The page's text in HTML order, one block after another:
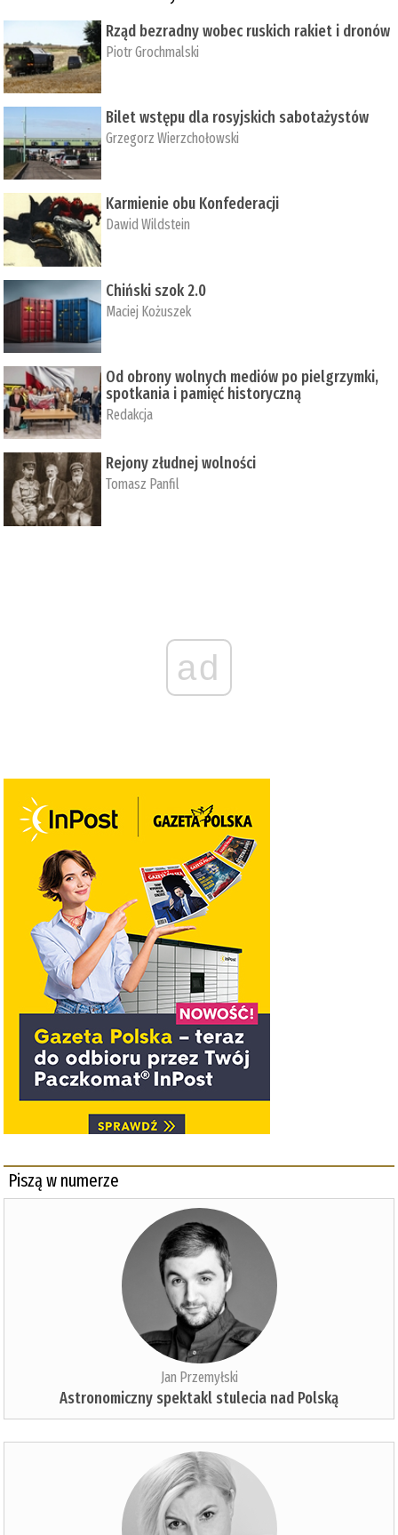
Rząd bezradny wobec ruskich rakiet i dronów
Piotr Grochmalski
Bilet wstępu dla rosyjskich sabotażystów
Grzegorz Wierzchołowski
Karmienie obu Konfederacji
Dawid Wildstein
Chiński szok 2.0
Maciej Kożuszek
Od obrony wolnych mediów po pielgrzymki,
spotkania i pamięć historyczną
Redakcja
Rejony złudnej wolności
Tomasz Panfil
ad
Piszą w numerze
Jan Przemyłski
Astronomiczny spektakl stulecia nad Polską